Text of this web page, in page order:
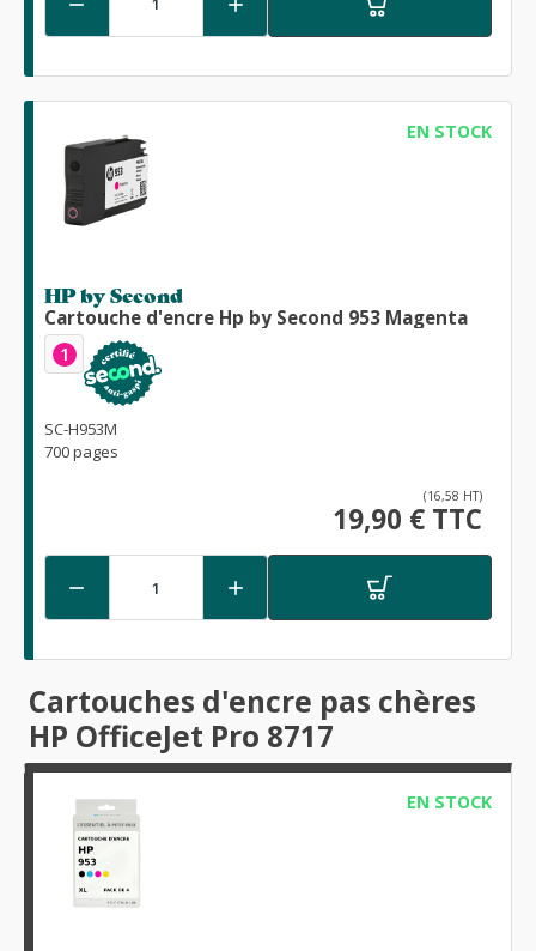
EN STOCK
HP by Second
Cartouche d'encre Hp by Second 953 Magenta
1
SC-H953M
700 pages
(16,58 HT)
19,90 € TTC
 
Cartouches d'encre pas chères
HP OfficeJet Pro 8717
EN STOCK